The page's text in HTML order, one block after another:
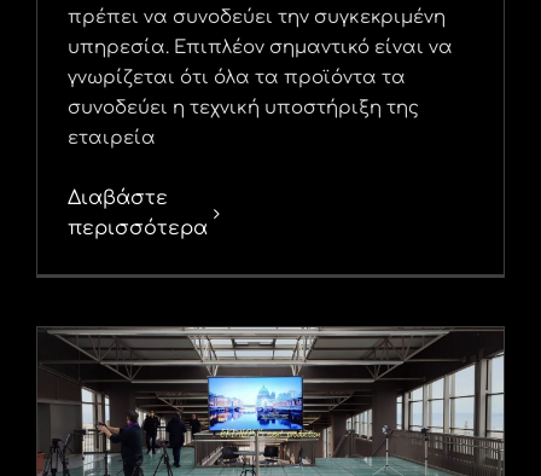
πρέπει να συνοδεύει την συγκεκριμένη
υπηρεσία. Επιπλέον σημαντικό είναι να
γνωρίζεται ότι όλα τα προϊόντα τα
συνοδεύει η τεχνική υποστήριξη της
εταιρεία
Διαβάστε
περισσότερα